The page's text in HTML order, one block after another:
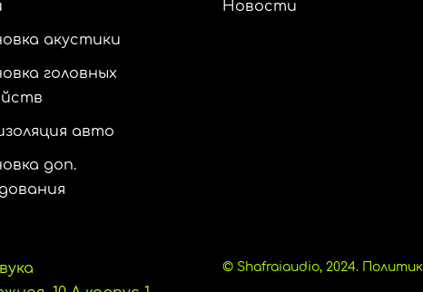
акустики
головных
авто
доп.
Новости
© Shafraiaudio, 2024.